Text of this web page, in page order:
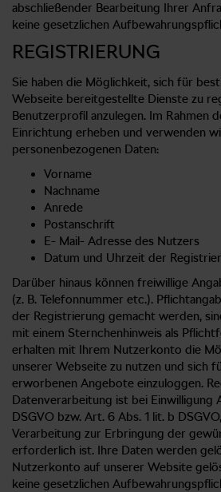
abschließender Bearbeitung Ihrer
keine gesetzlichen
REGISTRIERUNG
Sie haben die Möglichkeit, sich für
Webseite bereitgestellte Dienste zu
Benutzerprofil anzulegen. Im Rahmen
Einrichtung erheben und verwenden
personenbezogenen Daten:
Vorname
Nachname
Anrede
Postanschrift
E- Mail- Adresse des Nutzers
Datum und Uhrzeit der
Darüber hinaus können freiwillige
(z. B. Telefonnummer etc.).
der Registrierung gemacht werden,
mit einem Sternchenhinweis als
erhalten mit Ihrem Nutzerkonto die
unserer Webseite zu nutzen und sich
erworbenen Angebote einzuloggen.
Datenverarbeitung ist bei Einwilligung
DSGVO bzw. Art. 6 Abs. 1 lit. b
Verarbeitung zur Erbringung der
erforderlich ist. Ihre Daten werden
Nutzerkonto auf unserer Website
keine gesetzlichen